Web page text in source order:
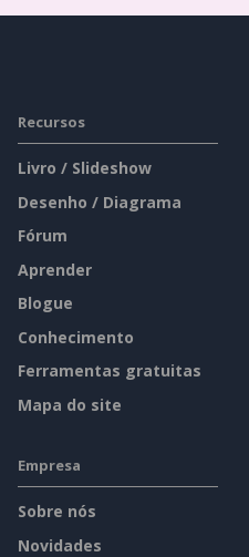
Recursos
Livro / Slideshow
Desenho / Diagrama
Fórum
Aprender
Blogue
Conhecimento
Ferramentas gratuitas
Mapa do site
Empresa
Sobre nós
Novidades